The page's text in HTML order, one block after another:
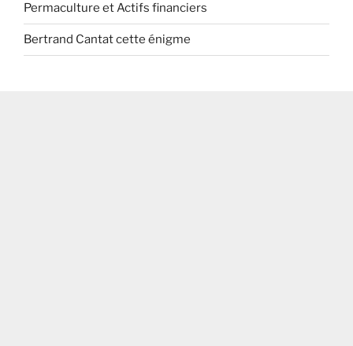
Permaculture et Actifs financiers
Bertrand Cantat cette énigme